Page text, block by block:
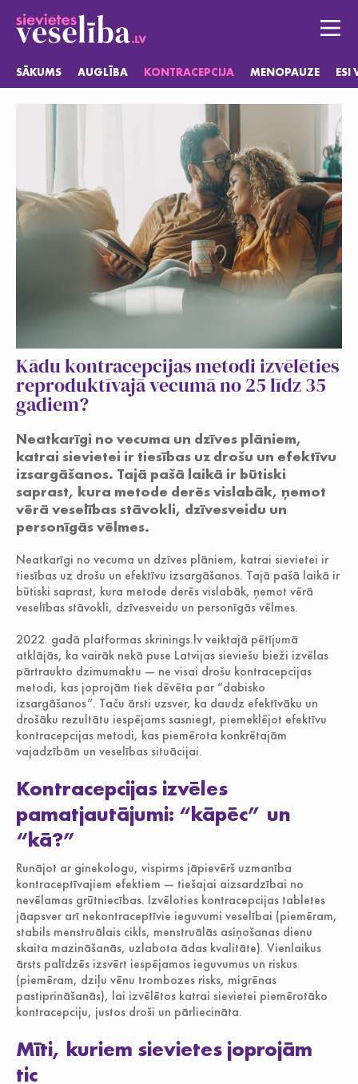
SĀKUMS AUGLĪBA KONTRACEPCIJA MENOPAUZE ESI
Sākums
Auglība
Kontracepcija
Menopauze
Esi vesela
Jauniešiem
Kādu kontracepcijas metodi izvēlēties
reproduktīvajā vecumā no 25 līdz 35
gadiem?
Neatkarīgi no vecuma un dzīves plāniem,
katrai sievietei ir tiesības uz drošu un efektīvu
izsargāšanos. Tajā pašā laikā ir būtiski
saprast, kura metode derēs vislabāk, ņemot
vērā veselības stāvokli, dzīvesveidu un
personīgās vēlmes.
Neatkarīgi no vecuma un dzīves plāniem, katrai sievietei ir
tiesības uz drošu un efektīvu izsargāšanos. Tajā pašā laikā ir
būtiski saprast, kura metode derēs vislabāk, ņemot vērā
veselības stāvokli, dzīvesveidu un personīgās vēlmes.
2022. gadā platformas skrinings.lv veiktajā pētījumā
atklājās, ka vairāk nekā puse Latvijas sieviešu bieži izvēlas
pārtraukto dzimumaktu — ne visai drošu kontracepcijas
metodi, kas joprojām tiek dēvēta par “dabisko
izsargāšanos”. Taču ārsti uzsver, ka daudz efektīvāku un
drošāku rezultātu iespējams sasniegt, piemeklējot efektīvu
kontracepcijas metodi, kas piemērota konkrētajām
vajadzībām un veselības situācijai.
Kontracepcijas izvēles
pamatjautājumi: “kāpēc” un
“kā?”
Runājot ar ginekologu, vispirms jāpievērš uzmanība
kontraceptīvajiem efektiem — tiešajai aizsardzībai no
nevēlamas grūtniecības. Izvēloties kontracepcijas tabletes
jāapsver arī nekontraceptīvie ieguvumi veselībai (piemēram,
stabils menstruālais cikls, menstruālās asiņošanas dienu
skaita mazināšanās, uzlabota ādas kvalitāte). Vienlaikus
ārsts palīdzēs izsvērt iespējamos ieguvumus un riskus
(piemēram, dziļu vēnu trombozes risks, migrēnas
pastiprināšanās), lai izvēlētos katrai sievietei piemērotāko
kontracepciju, justos droši un pārliecināta.
Mīti, kuriem sievietes joprojām
tic